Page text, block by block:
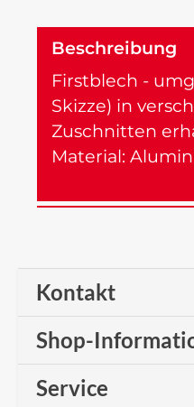
Beschreibung
Firstblech -
Skizze) in
Zuschnitten
Material:
Kontakt
Shop-
Service